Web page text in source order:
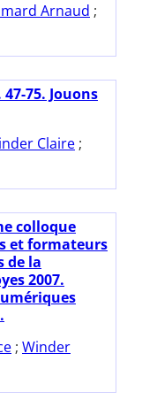
Arnaud ;
75. Jouons
Claire ;
colloque
et formateurs
de la
2007.
; Winder